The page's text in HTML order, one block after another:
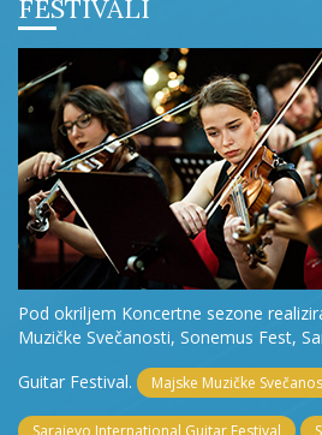
FESTIVALI
Pod okriljem Koncertne sezone
Muzičke Svečanosti, Sonemus Fest,
Guitar Festival.
Majske Muzičke
Sarajevo International Guitar Festival